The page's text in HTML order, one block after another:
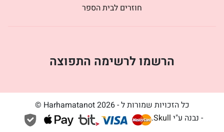
חוזרים לבית הספר
הרשמו לרשימה התפוצה
כל הזכויות שמורות ל - Harhamatanot 2026 ©
- נבנה ע"י Skull
.